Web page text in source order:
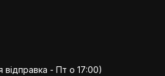
відправка - Пт о 17:00)